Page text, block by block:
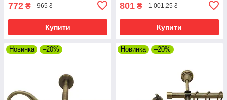
772 ₴ 965 ₴
Купити
801 ₴ 1 001,25 ₴
Купити
Новинка –20% Новинка –20%